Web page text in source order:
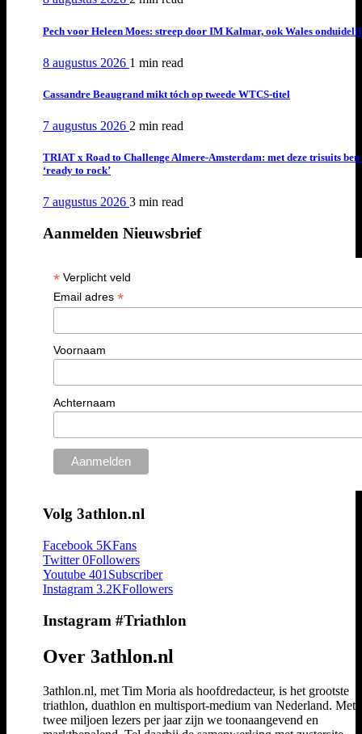
Pech voor Heleen Moes: streep door IM Kalmar, ook Wales
8 augustus 2026 1 min read
Cassandre Beaugrand mikt tóch op tweede WTCS-titel
7 augustus 2026 2 min read
TRIAT x Road to Challenge Almere-Amsterdam: met deze trisuits ben
‘ready to rock’
7 augustus 2026 3 min read
Aanmelden Nieuwsbrief
*Verplicht veld
Email adres *
Voornaam
Achternaam
Volg 3athlon.nl
Facebook 5KFans
Twitter 0Followers
Youtube 401 Subscriber
Instagram 3.2KFollowers
Instagram #Triathlon
Over 3athlon.nl
3athlon.nl, met Tim Moria als hoofdredacteur, is het grootste
triathlon, duathlon en multisport-medium van Nederland. Met
twee miljoen lezers per jaar zijn we toonaangevend en